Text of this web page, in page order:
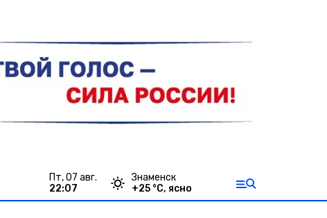
пт, 07 авг.
22:07
Знаменск
+25 °С, ясно